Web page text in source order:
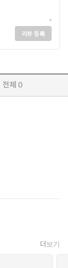
리뷰 등록
전체 0
더보기